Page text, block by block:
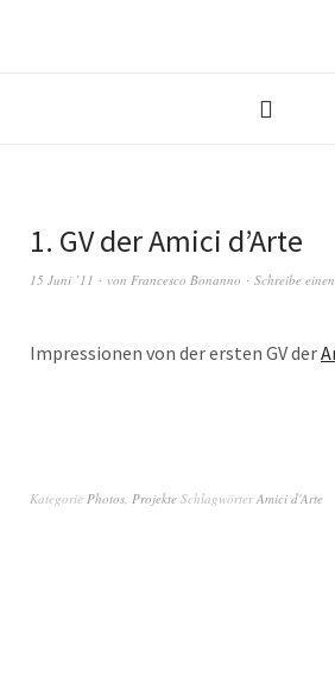
1. GV der Amici d’Arte
15 Juni ’11 von Francesco Bonanno Schreibe
Impressionen von der ersten GV der
Kategorie Photos, Projekte SchlagwörterAmici d'Arte